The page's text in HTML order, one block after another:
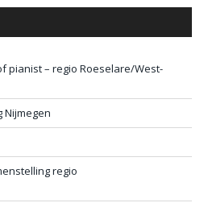
pianist – regio Roeselare/West-
Nijmegen
regio